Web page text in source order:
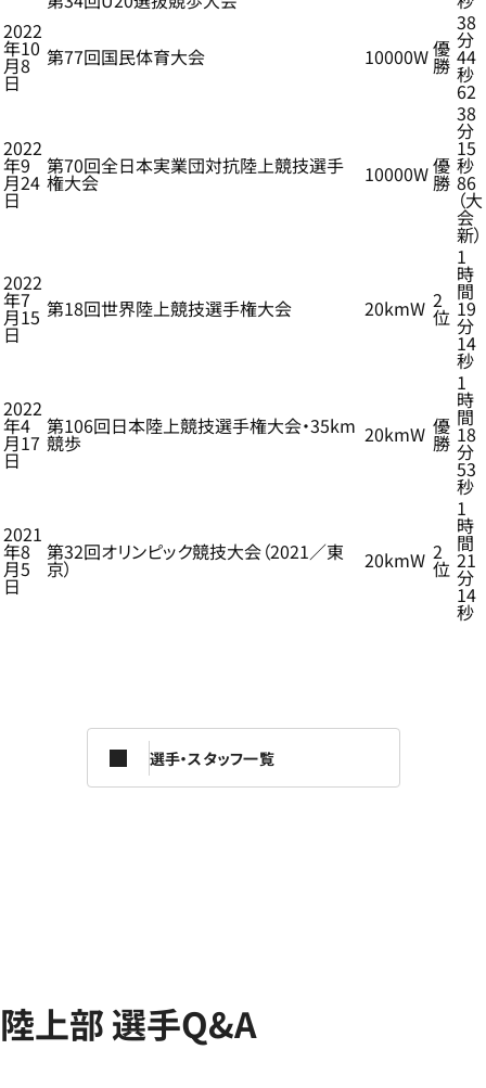
2022
年10
月8
日
第77回国民体育大会 10000W優
勝
38
分
44
秒
62
2022
年9
月24
日
第70回全日本実業団対抗陸上競技選手
権大会 10000W優
勝
38
分
15
秒
86
（大
会
新）
2022
年7
月15
日
第18回世界陸上競技選手権大会 20kmW 2
位
1
時
間
19
分
14
秒
2022
年4
月17
日
第106回日本陸上競技選手権大会・35km
競歩 20kmW 優
勝
1
時
間
18
分
53
秒
2021
年8
月5
日
第32回オリンピック競技大会（2021／東
京） 20kmW 2
位
1
時
間
21
分
14
秒
選手・スタッフ一覧
陸上部 選手Q&A